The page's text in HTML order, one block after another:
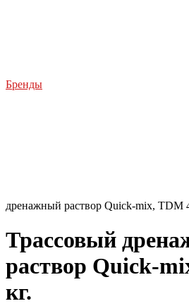
Бренды
дренажный раствор Quick-mix, TDM
Трассовый
раствор Quick-
кг.